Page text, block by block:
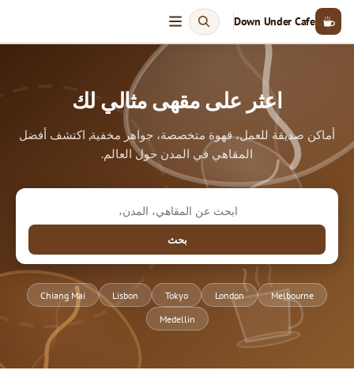
Down Under Cafe
اعثر على مقهى مثالي لك
أماكن صديقة للعمل، قهوة متخصصة، جواهر مخفية, اكتشف أفضل
المقاهي في المدن حول العالم.
بحث
Melbourne
London
Tokyo
Lisbon
Chiang Mai
Medellin